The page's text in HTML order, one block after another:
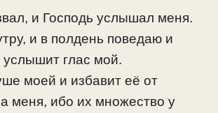
и Господь услышал меня.
и в полдень поведаю и
глас мой.
моей и избавит её от
меня, ибо их множество у